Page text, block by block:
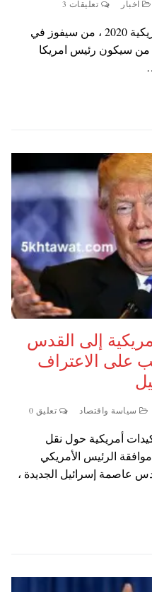
اخبار تعليقات 3
متابعة نتيجة انتخابات الرئاسة الأمريكية 2020 ، من سيفوز في
من سيكون رئيس امريكا
إلى القدس
على الاعتراف
سياسة واقتصاد تعليق 0
أمريكية حول نقل
الرئيس الأمريكي
عاصمة إسرائيل الجديدة ،